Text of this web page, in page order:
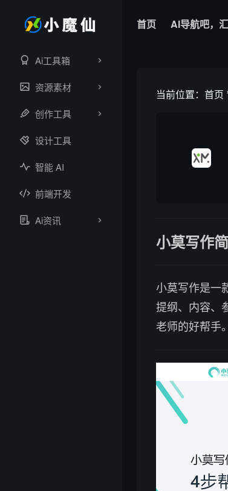
Ai工具箱
资源素材
创作工具
设计工具
智能 AI
前端开发
Ai资讯
首页 AI导航吧，
当前位置： 首页
小莫写作
小莫写作是一
提纲、内容、
老师的好帮手。